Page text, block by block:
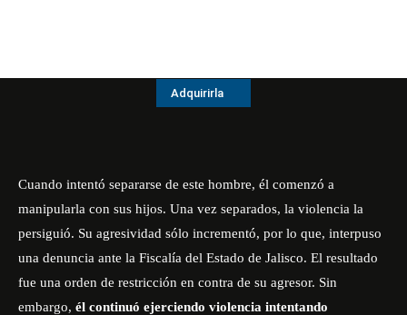
Adquirirla
Cuando intentó separarse de este hombre, él comenzó a
manipularla con sus hijos. Una vez separados, la violencia la
persiguió. Su agresividad sólo incrementó, por lo que, interpuso
una denuncia ante la Fiscalía del Estado de Jalisco. El resultado
fue una orden de restricción en contra de su agresor. Sin
embargo, él continuó ejerciendo violencia intentando